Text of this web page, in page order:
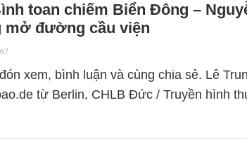
toan chiếm Biển Đông –
mở đường cầu viện
xem, bình luận và cùng chia sẻ. Lê
từ Berlin, CHLB Đức / Truyền hình